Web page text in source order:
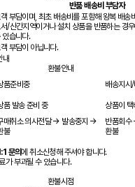
반품 배송비 부담자
부담이며, 최초 배송비를 포함해 왕복 배송
/산간지역이거나 설치 상품을 반품하는 경
있습니다.
부담이 아닙니다.
내
환불안내
품준비중
배송지시
품 발송 준비 중 상품이 택
매취소 의사전달 → 발송중지 →
불
반품회
환불
문의에 취소신청해 주셔야 합니다.
가 부과될 수 있습니다.
환불시점